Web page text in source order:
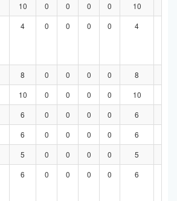
10 0 0 0 0 10
4 0 0 0 0 4
8 0 0 0 0 8
10 0 0 0 0 10
6 0 0 0 0 6
6 0 0 0 0 6
5 0 0 0 0 5
6 0 0 0 0 6